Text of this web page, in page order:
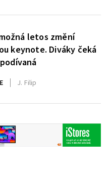
letos změní
keynote. Diváky čeká
J. Filip